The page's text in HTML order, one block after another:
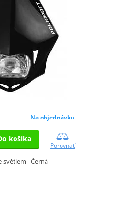
Na objednávku
košíka
Porovnať
světlem - Černá